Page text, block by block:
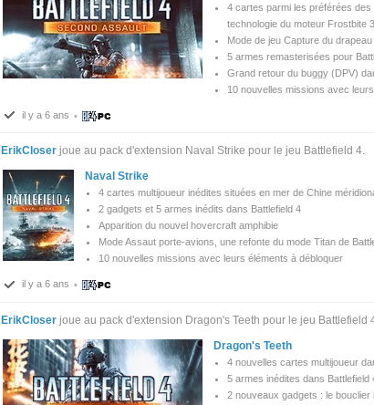
4 cartes parmi les préférées
technologie du moteur Frostbite 3
Mode de jeu Capture du drapeau
5 armes remasterisées pour
Grand retour du buggy (DPV)
10 nouvelles missions avec
il y a 6 ans •
ErikCloser joue au pack d'extension Naval Strike pour le jeu Battlefield 4.
Naval Strike
4 cartes multijoueur inédites situées en mer de Chine
2 gadgets et 5 armes inédits dans Battlefield 4
Apparition du nouvel hovercraft amphibie
Mode Assaut porte-avions, une refonte du mode Titan de
10 nouvelles missions avec leurs éléments à débloquer
il y a 6 ans •
ErikCloser joue au pack d'extension Dragon's Teeth pour le jeu Battlefield
Dragon's Teeth
4 nouvelles cartes multijoueur
5 armes inédites dans Battlefield
2 nouveaux gadgets : le